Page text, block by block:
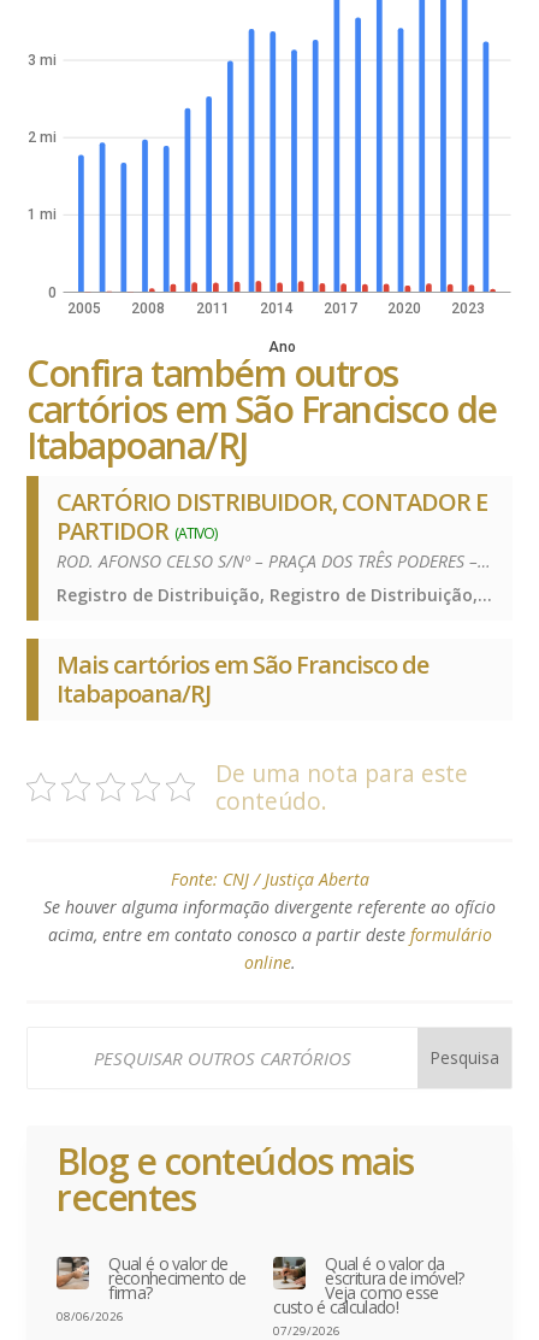
2005 2008 2011 2014 2017 2020 2023
Ano
0
1 mi
2 mi
3 mi
Confira também outros
cartórios em São Francisco de
Itabapoana/RJ
CARTÓRIO DISTRIBUIDOR, CONTADOR E
PARTIDOR (ATIVO)
ROD. AFONSO CELSO S/Nº – PRAÇA DOS TRÊS PODERES – CENTRO – 28230-000
Registro de Distribuição, Registro de Distribuição, Registro de Distribuição
Mais cartórios em São Francisco de
Itabapoana/RJ
De uma nota para este
conteúdo.
Fonte: CNJ / Justiça Aberta
Se houver alguma informação divergente referente ao ofício
acima, entre em contato conosco a partir deste formulário
online.
Blog e conteúdos mais
recentes
Qual é o valor de
reconhecimento de
firma?
08/06/2026
Qual é o valor da
escritura de imóvel?
Veja como esse
custo é calculado!
07/29/2026